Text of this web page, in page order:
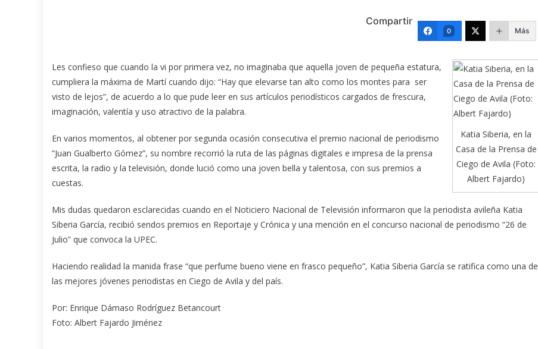
Compartir
0 Más
Katia Siberia, en la
Casa de la Prensa de
Ciego de Avila (Foto:
Albert Fajardo)
Les confieso que cuando la vi por primera vez, no imaginaba que aquella joven de pequeña estatura,
cumpliera la máxima de Martí cuando dijo: “Hay que elevarse tan alto como los montes para ser
visto de lejos”, de acuerdo a lo que pude leer en sus artículos periodísticos cargados de frescura,
imaginación, valentía y uso atractivo de la palabra.
En varios momentos, al obtener por segunda ocasión consecutiva el premio nacional de periodismo
“Juan Gualberto Gómez”, su nombre recorrió la ruta de las páginas digitales e impresa de la prensa
escrita, la radio y la televisión, donde lució como una joven bella y talentosa, con sus premios a
cuestas.
Mis dudas quedaron esclarecidas cuando en el Noticiero Nacional de Televisión informaron que la periodista avileña Katia
Siberia García, recibió sendos premios en Reportaje y Crónica y una mención en el concurso nacional de periodismo “26 de
Julio” que convoca la UPEC.
Haciendo realidad la manida frase “que perfume bueno viene en frasco pequeño”, Katia Siberia García se ratifica como una de
las mejores jóvenes periodistas en Ciego de Avila y del país.
Por: Enrique Dámaso Rodríguez Betancourt
Foto: Albert Fajardo Jiménez